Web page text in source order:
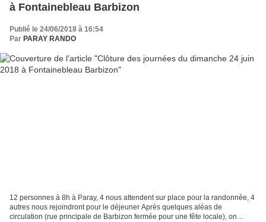
à Fontainebleau Barbizon
Publié le 24/06/2018 à 16:54
Par PARAY RANDO
12 personnes à 8h à Paray, 4 nous attendent sur place pour la randonnée, 4
autres nous rejoindront pour le déjeuner Après quelques aléas de
circulation (rue principale de Barbizon fermée pour une fête locale), on